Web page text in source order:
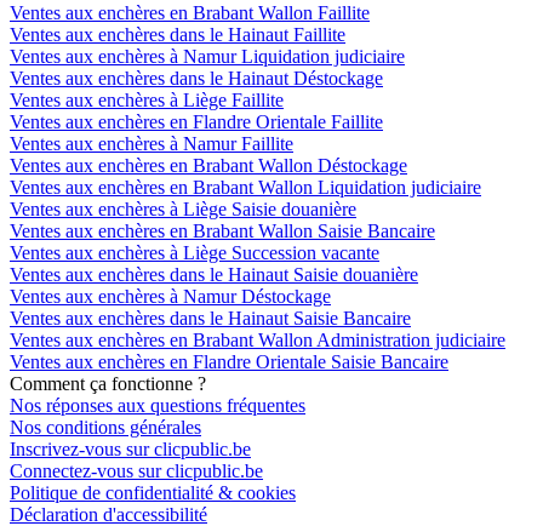
Ventes aux enchères en Brabant Wallon Faillite
Ventes aux enchères dans le Hainaut Faillite
Ventes aux enchères à Namur Liquidation judiciaire
Ventes aux enchères dans le Hainaut Déstockage
Ventes aux enchères à Liège Faillite
Ventes aux enchères en Flandre Orientale Faillite
Ventes aux enchères à Namur Faillite
Ventes aux enchères en Brabant Wallon Déstockage
Ventes aux enchères en Brabant Wallon Liquidation judiciaire
Ventes aux enchères à Liège Saisie douanière
Ventes aux enchères en Brabant Wallon Saisie Bancaire
Ventes aux enchères à Liège Succession vacante
Ventes aux enchères dans le Hainaut Saisie douanière
Ventes aux enchères à Namur Déstockage
Ventes aux enchères dans le Hainaut Saisie Bancaire
Ventes aux enchères en Brabant Wallon Administration judiciaire
Ventes aux enchères en Flandre Orientale Saisie Bancaire
Comment ça fonctionne ?
Nos réponses aux questions fréquentes
Nos conditions générales
Inscrivez-vous sur clicpublic.be
Connectez-vous sur clicpublic.be
Politique de confidentialité & cookies
Déclaration d'accessibilité